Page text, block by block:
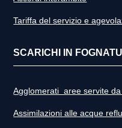
Tariffa del servizio e
SCARICHI IN
Agglomerati aree servite
Assimilazioni alle acque